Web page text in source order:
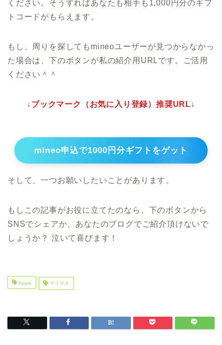
ください。そうすればあなたも相手も1,000円分のギフ
トコードがもらえます。
もし、周りを探してもmineoユーザーが見つからなかっ
た場合は、下のボタンが私の紹介用URLです。ご活用
ください＾＾
↓ブックマーク（お気に入り登録）推奨URL↓
mineo申込で1000円分ギフトをゲット
そして、一つお願いしたいことがあります。
もしこの記事がお役に立てたのなら、下のボタンから
SNSでシェアか、あなたのブログでご紹介頂けないで
しょうか？ 泣いて喜びます！
Apple マイネオ